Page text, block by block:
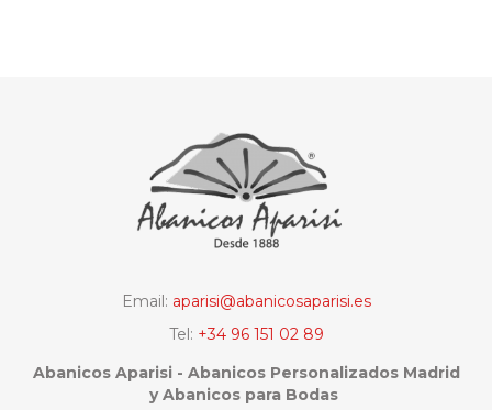
Email: aparisi@abanicosaparisi.es
Tel: +34 96 151 02 89
Abanicos Aparisi - Abanicos Personalizados Madrid
y Abanicos para Bodas